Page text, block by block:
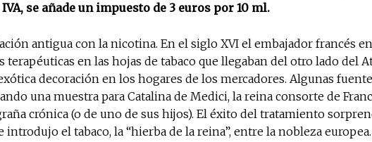
No te
se añade un impuesto de 3 euros por 10 ml.
antigua con la nicotina. En el siglo XVI el embajador francés
terapéuticas en las hojas de tabaco que llegaban del otro lado del
decoración en los hogares de los mercadores. Algunas
una muestra para Catalina de Medici, la reina consorte de
crónica (o de uno de sus hijos). El éxito del tratamiento
introdujo el tabaco, la “hierba de la reina”, entre la nobleza europea.